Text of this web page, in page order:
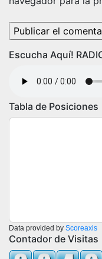
Escucha Aquí!
Tabla de Posiciones
Data provided by Scoreaxis
Contador de Visitas